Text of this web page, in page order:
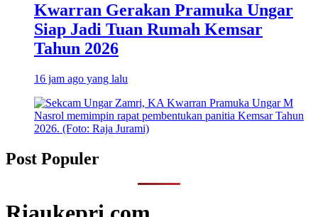
Kwarran Gerakan Pramuka Ungar
Siap Jadi Tuan Rumah Kemsar
Tahun 2026
16 jam ago yang lalu
Post Populer